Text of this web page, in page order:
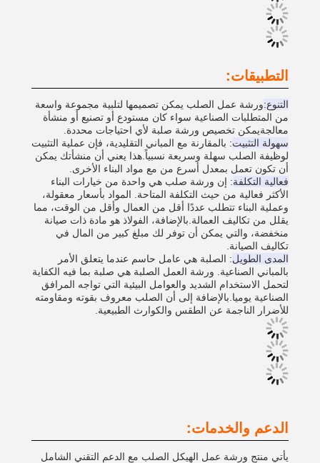
التطبيقات:
التنوع:ورشة عمل الصلب يمكن تصميمها لتلبية مجموعة واسعة
من المتطلبات الصناعية سواء كان مستودع أو تصنيع أو منشأة
معالجةيمكن تخصيص ورشة صلبة لأي احتياجات محددة.
سهولة التثبيت: بالمقارنة مع المباني التقليدية، فإن عملية التثبيت
لوظيفة الصلب سهلة وسريعة نسبياً.هذا يعني أن منشأتك يمكن
أن تكون تعمل بمعدل أسرع من مع مواد البناء الأخرى.
فعالية التكلفة: إن ورشة صلب هي واحدة من خيارات البناء
الأكثر فعالية من حيث التكلفة المتاحة. المواد بأسعار معقولة،
وعملية البناء تتطلب عددًا أقل من العمال وأقل من الوقت، مما
يقلل من تكاليف العمالة.بالإضافة، الفولاذ هو مادة ذات صيانة
منخفضة، والتي يمكن أن توفر لك مبلغ كبير من المال في
تكاليف الصيانة.
المدى الطويل: الصلبة هي عامل حاسم عندما يتعلق الأمر
بالمباني الصناعية. ورشة العمل الصلبة هي صلبة بما فيه الكفاية
لتحمل الاستخدام الشديد والعوامل البيئية التي تواجه المرافق
الصناعية يوميا.بالإضافة إلى أن الصلب معروف بقوته ومقاومته
للأضرار الناجمة عن الطقس والكوارث الطبيعية.
الدعم والخدمات:
يأتي منتج ورشة عمل الهيكل الصلب مع الدعم التقني الشامل